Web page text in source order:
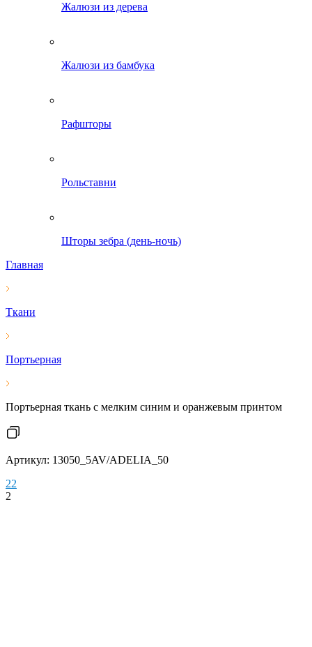
Жалюзи из дерева
Жалюзи из бамбука
Рафшторы
Рольставни
Шторы зебра (день-ночь)
Главная
Ткани
Портьерная
Портьерная ткань с мелким синим и оранжевым принтом
Артикул: 13050_5AV/ADELIA_50
22
2